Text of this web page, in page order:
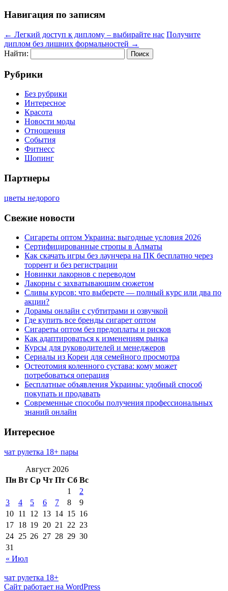
Навигация по записям
← Легкий доступ к диплому – выбирайте нас Получите
диплом без лишних формальностей →
Найти:
Рубрики
Без рубрики
Интересное
Красота
Новости моды
Отношения
События
Фитнесс
Шопинг
Партнеры
цветы недорого
Свежие новости
Сигареты оптом Украина: выгодные условия 2026
Сертифицированные стропы в Алматы
Как скачать игры без лаунчера на ПК бесплатно через
торрент и без регистрации
Новинки лакорнов с переводом
Лакорны с захватывающим сюжетом
Сливы курсов: что выберете — полный курс или два по
акции?
Дорамы онлайн с субтитрами и озвучкой
Где купить все бренды сигарет оптом
Сигареты оптом без предоплаты и рисков
Как адаптироваться к изменениям рынка
Курсы для руководителей и менеджеров
Сериалы из Кореи для семейного просмотра
Остеотомия коленного сустава: кому может
потребоваться операция
Бесплатные объявления Украины: удобный способ
покупать и продавать
Современные способы получения профессиональных
знаний онлайн
Интересное
чат рулетка 18+ пары
Август 2026
Пн Вт Ср Чт Пт Сб Вс
« Июл
1
2
3
4 5 6 7 8
9
10 11 12 13 14 15 16
17 18 19 20 21 22 23
24 25 26 27 28 29 30
31
чат рулетка 18+
Сайт работает на WordPress